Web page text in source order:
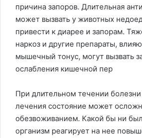
причина запоров. Длительная
может вызвать у животных
привести к диарее и запорам.
наркоз и другие препараты,
мышечный тонус, могут вызвать
ослабления кишечной пер
При длительном течении болезни
лечения состояние может
обезвоживанием. Какой бы ни
организм реагирует на нее